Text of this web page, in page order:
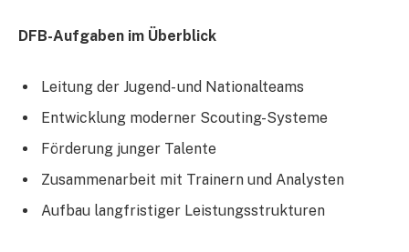
DFB-Aufgaben im Überblick
Leitung der Jugend- und Nationalteams
Entwicklung moderner Scouting-Systeme
Förderung junger Talente
Zusammenarbeit mit Trainern und Analysten
Aufbau langfristiger Leistungsstrukturen